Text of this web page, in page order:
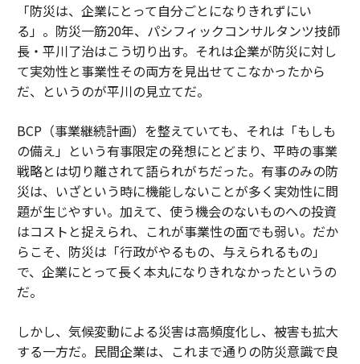
「防災は、企業にとって自分ごとになりきれずにい
る」。防災一筋20年、パシフィックコンサルタンツ技師
長・平川了治はこう切り出す。それは企業が防災に対し
て実効性と事業性その両方を見出せてこなかったから
だ、というのが平川の見立てだ。
BCP（事業継続計画）を整えていても、それは「もしも
の備え」という有事限定の発想にとどまり、平時の事業
戦略とは切り離されて語られがちだった。有事のみの防
災は、いざという時に機能しないことが多く実効性に問
題が生じやすい。加えて、使う機会のないものへの投資
はコストと捉えられ、これが事業性の面でも弱い。だか
らこそ、防災は「行政がやるもの、与えられるもの」
で、企業にとって長く本丸になりきれなかったというの
だ。
しかし、気候変動による災害は高頻度化し、被害も拡大
する一方だ。民間企業は、これまで通りの防災意識で良